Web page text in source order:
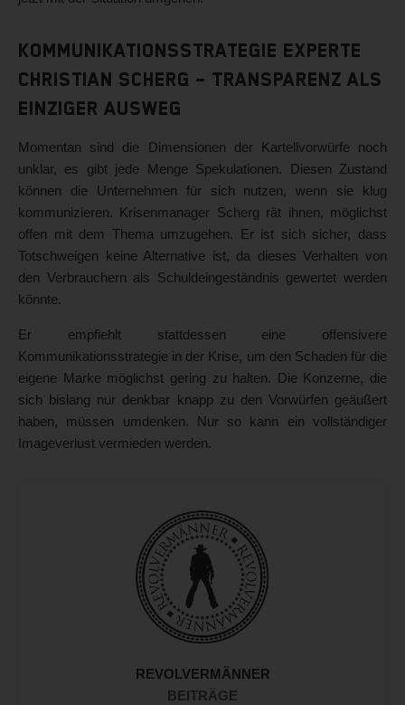
Kommunikationsstrategie Experte
Christian Scherg – Transparenz als
einziger Ausweg
Momentan sind die Dimensionen der Kartellvorwürfe noch
unklar, es gibt jede Menge Spekulationen. Diesen Zustand
können die Unternehmen für sich nutzen, wenn sie klug
kommunizieren. Krisenmanager Scherg rät ihnen, möglichst
offen mit dem Thema umzugehen. Er ist sich sicher, dass
Totschweigen keine Alternative ist, da dieses Verhalten von
den Verbrauchern als Schuldeingeständnis gewertet werden
könnte.
Er empfiehlt stattdessen eine offensivere
Kommunikationsstrategie in der Krise, um den Schaden für die
eigene Marke möglichst gering zu halten. Die Konzerne, die
sich bislang nur denkbar knapp zu den Vorwürfen geäußert
haben, müssen umdenken. Nur so kann ein vollständiger
Imageverlust vermieden werden.
REVOLVERMÄNNER
BEITRÄGE